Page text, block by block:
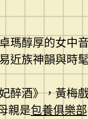
醇厚的女中
近族神韻與時
醉酒》，黃梅
親是包養俱樂部